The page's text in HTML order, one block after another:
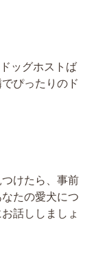
ッグホストば
ぴったりのド
けたら、事前
たの愛犬につ
話ししましょ